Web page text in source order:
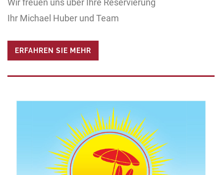
Wir freuen uns über Ihre Reservierung
Ihr Michael Huber und Team
ERFAHREN SIE MEHR